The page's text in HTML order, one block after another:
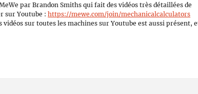
par Brandon Smiths qui fait des vidéos très détaillées de
sur Youtube :https://mewe.com/join/mechanicalcalculators
vidéos sur toutes les machines sur Youtube est aussi présent,